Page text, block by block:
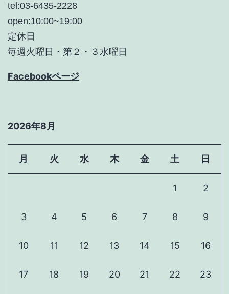
tel:03-6435-2228
open:10:00~19:00
定休日
毎週火曜日・第２・３水曜日
Facebookページ
2026年8月
月 火 水 木 金 土 日
1 2
3 4 5 6 7 8 9
10 11 12 13 14 15 16
17 18 19 20 21 22 23